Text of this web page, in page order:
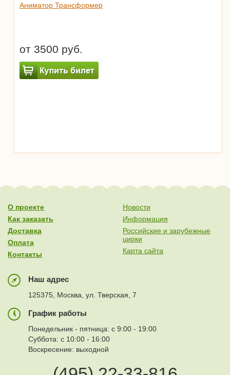
Аниматор Трансформер
от 3500 руб.
О проекте
Как заказать
Доставка
Оплата
Контакты
Новости
Информация
Российские и зарубежные
цирки
Карта сайта
Наш адрес
125375, Москва, ул. Тверская, 7
График работы
Понедельник - пятница: с 9:00 - 19:00
Суббота: с 10:00 - 16:00
Воскресение: выходной